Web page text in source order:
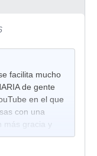
facilita mucho
de gente
en el que
con una
gracia y